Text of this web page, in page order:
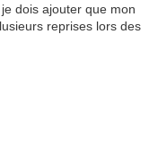
dois ajouter que mon
reprises lors des